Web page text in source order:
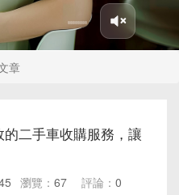
章
二手車收購服務，讓
瀏覽： 67 評論： 0